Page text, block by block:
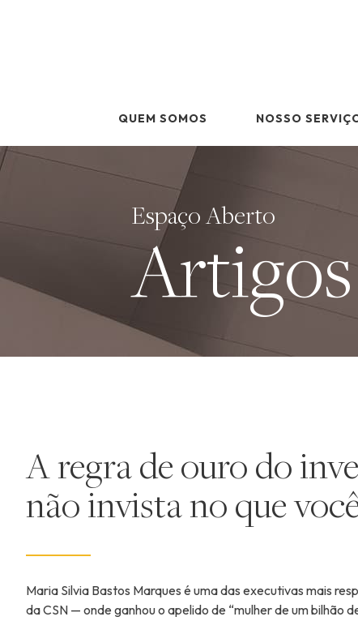
QUEM SOMOS NOSSO
Espaço Aberto
A regra de ouro do
não invista no que
Maria Silvia Bastos Marques é uma das executivas mais
da CSN — onde ganhou o apelido de “mulher de um bilhão